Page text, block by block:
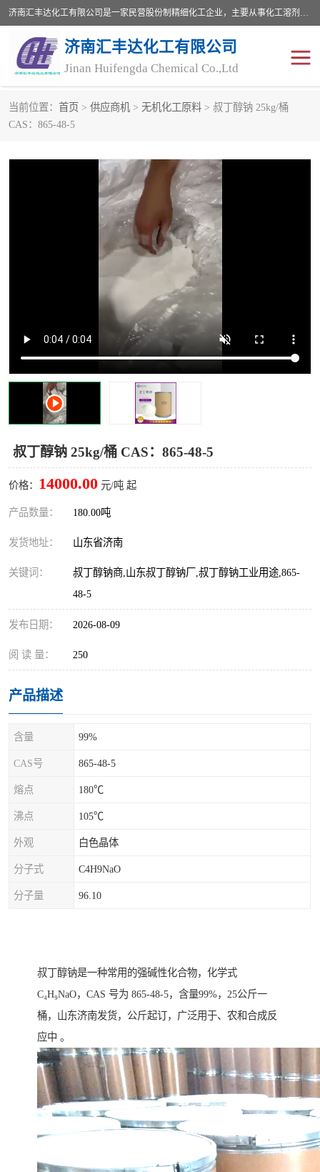
济南汇丰达化工有限公司是一家民营股份制精细化工企业，主要从事化工溶剂、药用辅料、合成中间体等深加工产品的研制开发、生产、销售和进出口贸易。主营产品：环氧丙烷，十二烷基苯，甲基磺酸，磺酸，DMF，DMAC，甘油，苯甲醇，乙酰氯，甲基丙烯酸，甲基丙烯酸甲酯，叔丁醇，异辛酸，二乙烯三胺，一乙，二乙‎，三乙醇胺，原乙酸三甲酯等化工产品及中间体。欢迎各界朋友洽谈咨询业务。
济南汇丰达化工有限公司
Jinan Huifengda Chemical Co.,Ltd
当前位置： 首页 > 供应商机 > 无机化工原料 > 叔丁醇钠 25kg/桶
CAS：865-48-5
叔丁醇钠 25kg/桶 CAS：865-48-5
价格： 14000.00 元/吨 起
产品数量： 180.00吨
发货地址： 山东省济南
关键词：
叔丁醇钠商,山东叔丁醇钠厂,叔丁醇钠工业用途,865-
48-5
发布日期： 2026-08-09
阅 读 量： 250
产品描述
含量 99%
CAS号 865-48-5
熔点 180℃
沸点 105℃
外观 白色晶体
分子式 C4H9NaO
分子量 96.10
叔丁醇钠‌是一种常用的强碱性化合物，化学式
C₄H₉NaO，‌CAS 号为 865-48-5‌，含量99%，25公斤一
桶，山东济南发货，公斤起订，广泛用于、农和合成反
应中 。‌‌
胺类
醇类 醚类
酚类
无机化工原料
有机溶剂
十二烷基苯
十二烷基苯磺酸 甲醇钠
丙二醇甲醚醋酸酯
醛类
酯类
烷烃化工原料 合成中间体
水处理助剂